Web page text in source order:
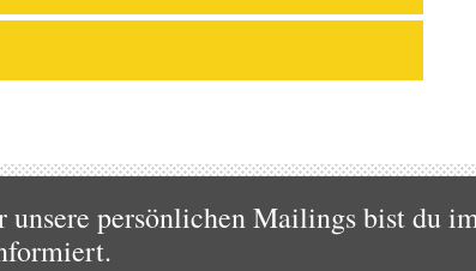
unsere persönlichen Mailings bist du